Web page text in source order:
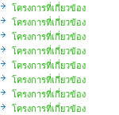
โครงการที่เกี่ยวข้อง
โครงการที่เกี่ยวข้อง
โครงการที่เกี่ยวข้อง
โครงการที่เกี่ยวข้อง
โครงการที่เกี่ยวข้อง
โครงการที่เกี่ยวข้อง
โครงการที่เกี่ยวข้อง
โครงการที่เกี่ยวข้อง